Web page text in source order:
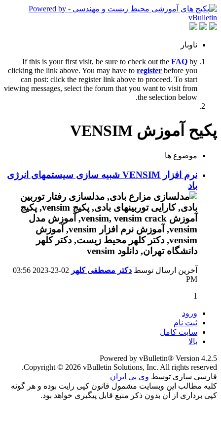
ناوبار
If this is your first visit, be sure to check out the FAQ by
clicking the link above. You may have to register before you
can post: click the register link above to proceed. To start
viewing messages, select the forum that you want to visit from
the selection below.
پکیح آموزش VENSIM
موضوع ها
نرم افزار VENSIM شبیه سازی سیستمهای انرژی
باد
آخرین ارسال توسط دکتر مصطفی کلهر
03:56
PM
1
ورود
ثبت نام
سایت کامل
بالا
Powered by vBulletin® Version 4.2.5
Copyright © 2026 vBulletin Solutions, Inc. All rights reserved.
فارسی سازی توسط وی بی ایران
کلیه مطالب این وبسایت مشمول قانون کپی رایت بوده و هر گونه
کپی برداری از آن بدون ذکر منبع قابل پیگیری خواهد بود.